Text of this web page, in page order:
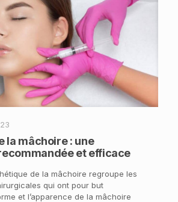
la mâchoire : une
et efficace
de la mâchoire regroupe les
qui ont pour but
et l’apparence de la mâchoire